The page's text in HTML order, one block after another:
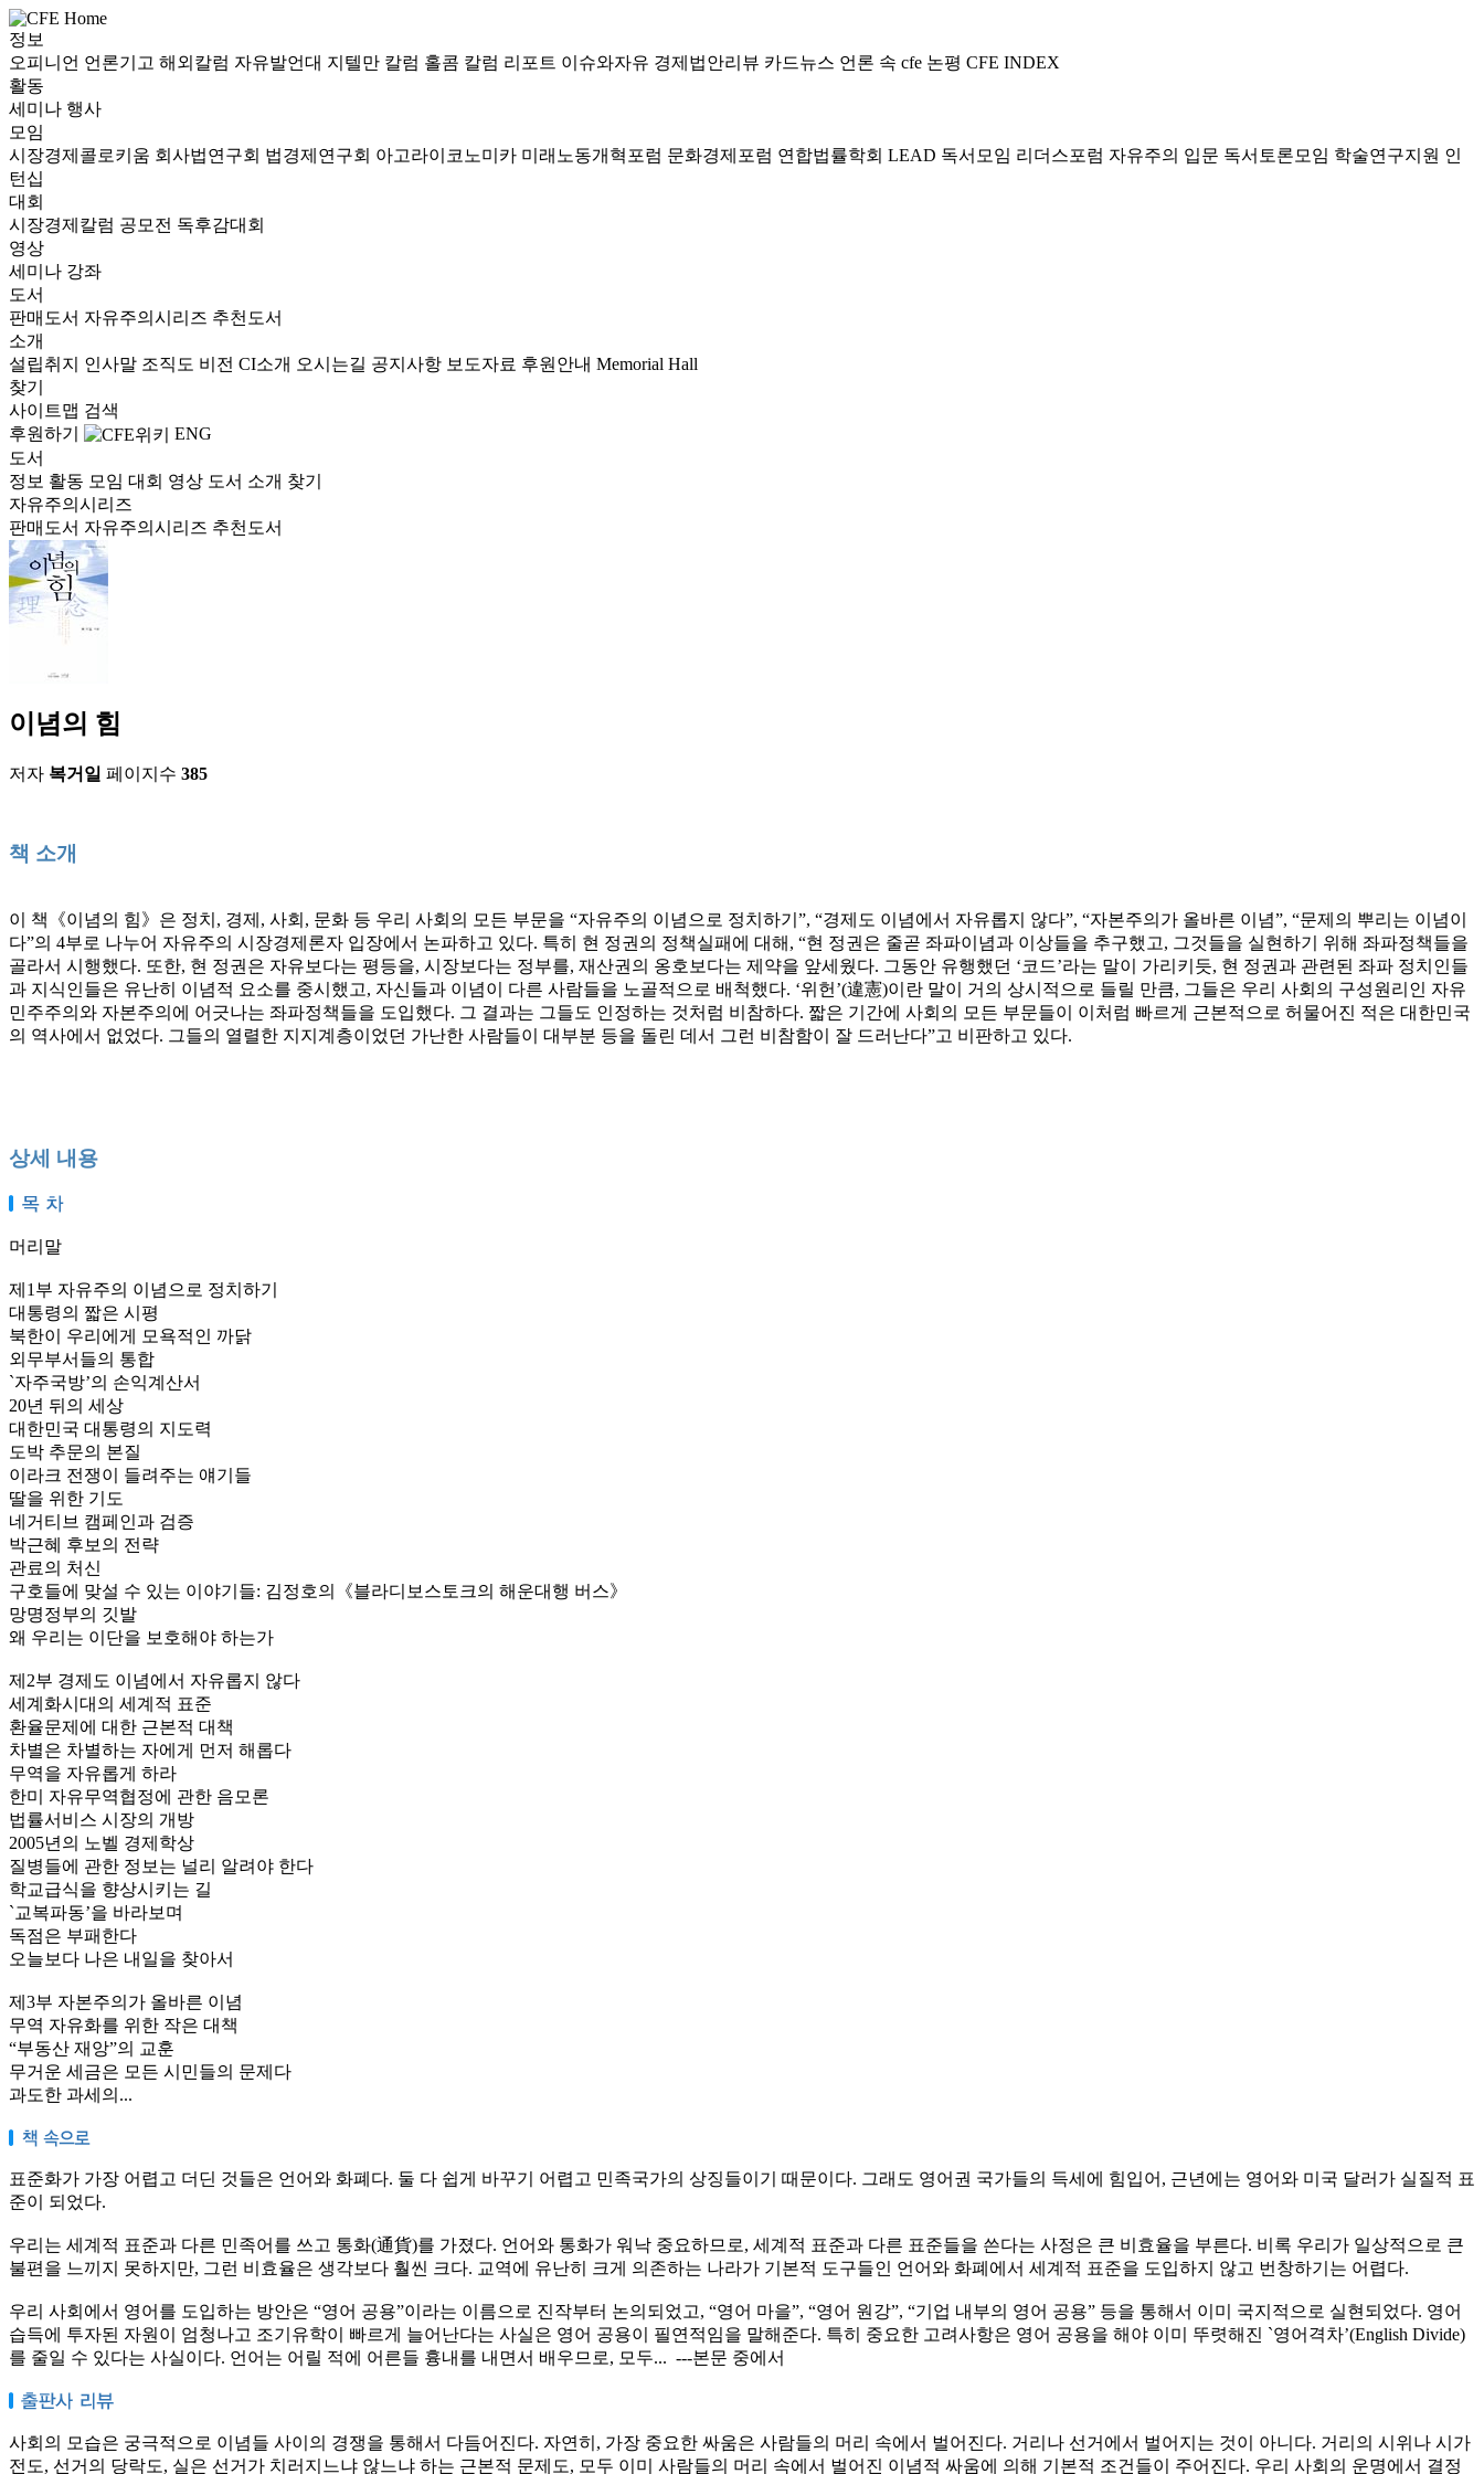
정보
오피니언 언론기고 해외칼럼 자유발언대 지텔만 칼럼 홀콤 칼럼 리포트 이슈와자유 경제법안리뷰 카드뉴스 언론 속 cfe 논평 CFE INDEX
활동
세미나 행사
모임
시장경제콜로키움 회사법연구회 법경제연구회 아고라이코노미카 미래노동개혁포럼 문화경제포럼 연합법률학회 LEAD 독서모임 리더스포럼 자유주의 입문 독서토론모임 학술연구지원 인
턴십
대회
시장경제칼럼 공모전 독후감대회
영상
세미나 강좌
도서
판매도서 자유주의시리즈 추천도서
소개
설립취지 인사말 조직도 비전 CI소개 오시는길 공지사항 보도자료 후원안내 Memorial Hall
찾기
사이트맵 검색
후원하기
ENG
도서
정보 활동 모임 대회 영상 도서 소개 찾기
자유주의시리즈
판매도서 자유주의시리즈 추천도서
이념의 힘
저자 복거일 페이지수 385
책 소개
이 책《이념의 힘》은 정치, 경제, 사회, 문화 등 우리 사회의 모든 부문을 “자유주의 이념으로 정치하기”, “경제도 이념에서 자유롭지 않다”, “자본주의가 올바른 이념”, “문제의 뿌리는 이념이
다”의 4부로 나누어 자유주의 시장경제론자 입장에서 논파하고 있다. 특히 현 정권의 정책실패에 대해, “현 정권은 줄곧 좌파이념과 이상들을 추구했고, 그것들을 실현하기 위해 좌파정책들을
골라서 시행했다. 또한, 현 정권은 자유보다는 평등을, 시장보다는 정부를, 재산권의 옹호보다는 제약을 앞세웠다. 그동안 유행했던 ‘코드’라는 말이 가리키듯, 현 정권과 관련된 좌파 정치인들
과 지식인들은 유난히 이념적 요소를 중시했고, 자신들과 이념이 다른 사람들을 노골적으로 배척했다. ‘위헌’(違憲)이란 말이 거의 상시적으로 들릴 만큼, 그들은 우리 사회의 구성원리인 자유
민주주의와 자본주의에 어긋나는 좌파정책들을 도입했다. 그 결과는 그들도 인정하는 것처럼 비참하다. 짧은 기간에 사회의 모든 부문들이 이처럼 빠르게 근본적으로 허물어진 적은 대한민국
의 역사에서 없었다. 그들의 열렬한 지지계층이었던 가난한 사람들이 대부분 등을 돌린 데서 그런 비참함이 잘 드러난다”고 비판하고 있다.
상세 내용
머리말
제1부 자유주의 이념으로 정치하기
대통령의 짧은 시평
북한이 우리에게 모욕적인 까닭
외무부서들의 통합
`자주국방’의 손익계산서
20년 뒤의 세상
대한민국 대통령의 지도력
도박 추문의 본질
이라크 전쟁이 들려주는 얘기들
딸을 위한 기도
네거티브 캠페인과 검증
박근혜 후보의 전략
관료의 처신
구호들에 맞설 수 있는 이야기들: 김정호의《블라디보스토크의 해운대행 버스》
망명정부의 깃발
왜 우리는 이단을 보호해야 하는가
제2부 경제도 이념에서 자유롭지 않다
세계화시대의 세계적 표준
환율문제에 대한 근본적 대책
차별은 차별하는 자에게 먼저 해롭다
무역을 자유롭게 하라
한미 자유무역협정에 관한 음모론
법률서비스 시장의 개방
2005년의 노벨 경제학상
질병들에 관한 정보는 널리 알려야 한다
학교급식을 향상시키는 길
`교복파동’을 바라보며
독점은 부패한다
오늘보다 나은 내일을 찾아서
제3부 자본주의가 올바른 이념
무역 자유화를 위한 작은 대책
“부동산 재앙”의 교훈
무거운 세금은 모든 시민들의 문제다
과도한 과세의 ...
표준화가 가장 어렵고 더딘 것들은 언어와 화폐다. 둘 다 쉽게 바꾸기 어렵고 민족국가의 상징들이기 때문이다. 그래도 영어권 국가들의 득세에 힘입어, 근년에는 영어와 미국 달러가 실질적 표
준이 되었다.
우리는 세계적 표준과 다른 민족어를 쓰고 통화(通貨)를 가졌다. 언어와 통화가 워낙 중요하므로, 세계적 표준과 다른 표준들을 쓴다는 사정은 큰 비효율을 부른다. 비록 우리가 일상적으로 큰
불편을 느끼지 못하지만, 그런 비효율은 생각보다 훨씬 크다. 교역에 유난히 크게 의존하는 나라가 기본적 도구들인 언어와 화폐에서 세계적 표준을 도입하지 않고 번창하기는 어렵다.
우리 사회에서 영어를 도입하는 방안은 “영어 공용”이라는 이름으로 진작부터 논의되었고, “영어 마을”, “영어 원강”, “기업 내부의 영어 공용” 등을 통해서 이미 국지적으로 실현되었다. 영어
습득에 투자된 자원이 엄청나고 조기유학이 빠르게 늘어난다는 사실은 영어 공용이 필연적임을 말해준다. 특히 중요한 고려사항은 영어 공용을 해야 이미 뚜렷해진 `영어격차’(English Divide)
를 줄일 수 있다는 사실이다. 언어는 어릴 적에 어른들 흉내를 내면서 배우므로, 모두... ---본문 중에서
사회의 모습은 궁극적으로 이념들 사이의 경쟁을 통해서 다듬어진다. 자연히, 가장 중요한 싸움은 사람들의 머리 속에서 벌어진다. 거리나 선거에서 벌어지는 것이 아니다. 거리의 시위나 시가
전도, 선거의 당락도, 실은 선거가 치러지느냐 않느냐 하는 근본적 문제도, 모두 이미 사람들의 머리 속에서 벌어진 이념적 싸움에 의해 기본적 조건들이 주어진다. 우리 사회의 운명에서 결정